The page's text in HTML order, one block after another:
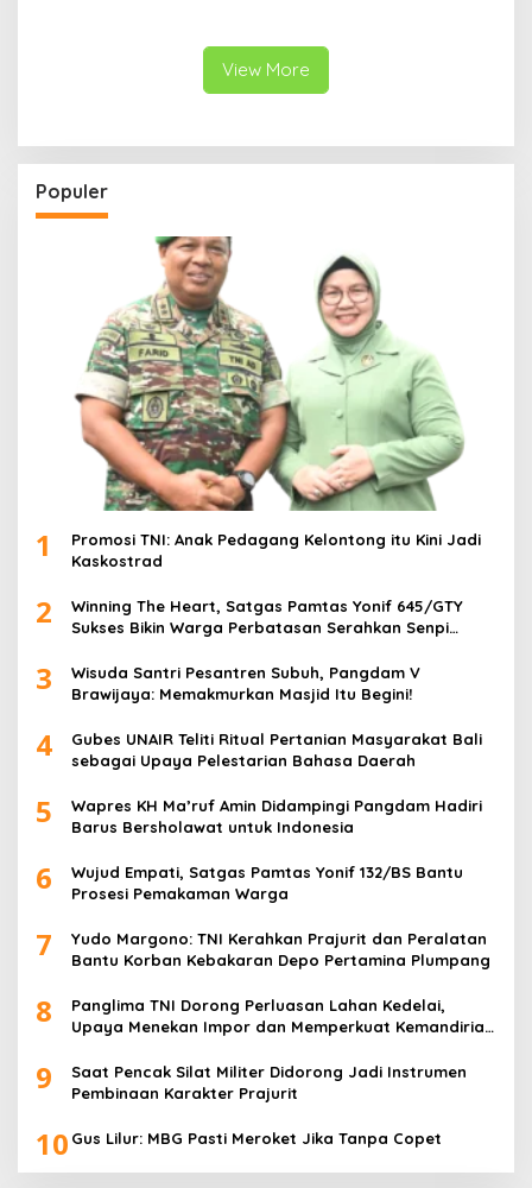
View More
Populer
1
Promosi TNI: Anak Pedagang Kelontong itu Kini Jadi
Kaskostrad
2
Winning The Heart, Satgas Pamtas Yonif 645/GTY
Sukses Bikin Warga Perbatasan Serahkan Senpi
3
Wisuda Santri Pesantren Subuh, Pangdam V
Brawijaya: Memakmurkan Masjid Itu Begini!
4
Gubes UNAIR Teliti Ritual Pertanian Masyarakat Bali
sebagai Upaya Pelestarian Bahasa Daerah
5
Wapres KH Ma’ruf Amin Didampingi Pangdam Hadiri
Barus Bersholawat untuk Indonesia
6
Wujud Empati, Satgas Pamtas Yonif 132/BS Bantu
Prosesi Pemakaman Warga
7
Yudo Margono: TNI Kerahkan Prajurit dan Peralatan
Bantu Korban Kebakaran Depo Pertamina Plumpang
8
Panglima TNI Dorong Perluasan Lahan Kedelai,
Upaya Menekan Impor dan Memperkuat Kemandirian
9
Saat Pencak Silat Militer Didorong Jadi Instrumen
Pembinaan Karakter Prajurit
10 Gus Lilur: MBG Pasti Meroket Jika Tanpa Copet